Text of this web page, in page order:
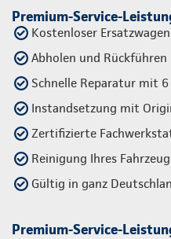
Premium-Service-
Kostenloser Ersatzwagen
Abholen und Rückführen
Schnelle Reparatur mit
Instandsetzung mit
Zertifizierte
Reinigung Ihres
Gültig in ganz
Premium-Service-